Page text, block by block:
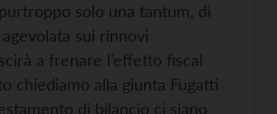
solo una tantum, di
sui rinnovi
a frenare l’effetto fiscal
chiediamo alla giunta Fugatti
di bilancio ci siano